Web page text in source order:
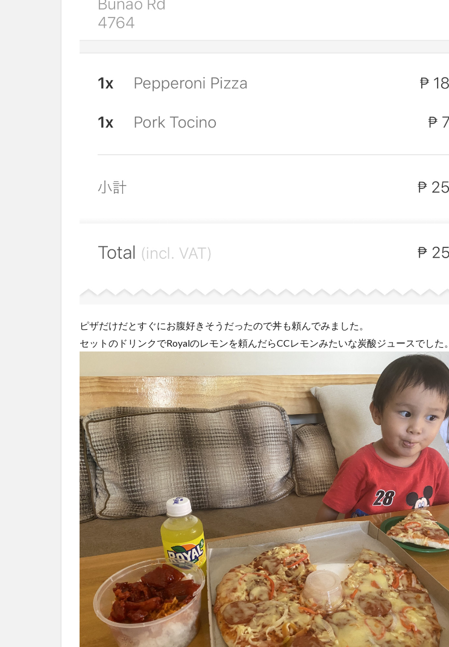
ピザだけだとすぐにお腹好きそうだったので丼も頼んでみました。
セットのドリンクでRoyalのレモンを頼んだらCCレモンみたいな炭酸ジュースでした。